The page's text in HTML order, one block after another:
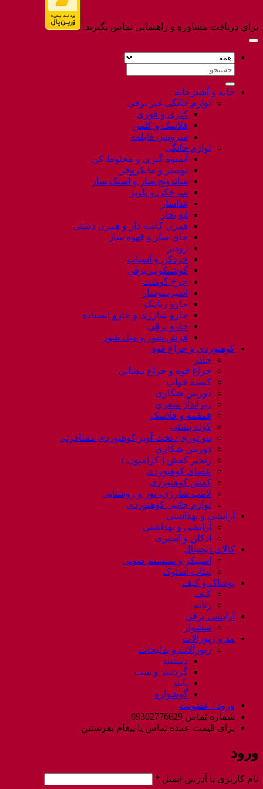
برای دریافت مشاوره و راهنمایی تماس بگیرید.
جستجو
خانه و آشپزخانه
لوازم خانگی غیر برقی
کتری و قوری
فلاسک و کلمن
سرویس قابلمه
لوازم خانگی
آبمیوه گیری و مخلوط کن
توستر و مایکروفر
ساندویچ ساز و اسنک ساز
سرخکن و پلوپز
غذاساز
اتو بخار
همزن کاسه دار و همزن دستی
چای ساز و قهوه ساز
زودپز
خردکن و آسیاب
گوشتکوب برقی
چرخ گوشت
اسپرسوساز
جارو رباتیک
جارو شارژی و جارو ایستاده
جارو برقی
فرش شور و مبل شور
کوهنوردی و چراغ قوه
چادر
چراغ قوه و چراغ پیشانی
کیسه خواب
دوربین شکاری
زیرانداز سفری
قمقمه و فلاسک
کوله پشتی
ننو توری / تخت آویز کوهنوردی مسافرتی
دوربین شکاری
زنجیر کفش ( کرامپون )
عصای کوهنوردی
کفش کوهنوردی
لامپ شارژی، نور و روشنایی
لوازم جانبی کوهنوردی
آرایشی و بهداشتی
آرایشی و بهداشتی
ادکلن و اسپری
کالای دیجیتال
اسپیکر و سیستم صوتی
لپتاب استوک
پوشاک و کیف
کیف
زنانه
آرایشی برقی
سشوار
مد و زیورآلات
زیورآلات و بدلیجات
دستبند
گردنبند و ست
پابند
گوشواره
ورود / عضویت
شماره تماس 09302776629
برای قیمت عمده تماس یا پیغام بفرستین
ورود
نام کاربری یا آدرس ایمیل *